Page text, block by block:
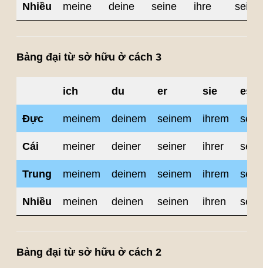
Nhiều meine deine seine ihre seine
Bảng đại từ sở hữu ở cách 3
ich du er sie es
Đực meinem deinem seinem ihrem
Cái meiner deiner seiner ihrer
Trung meinem deinem seinem ihrem
Nhiều meinen deinen seinen ihren
Bảng đại từ sở hữu ở cách 2